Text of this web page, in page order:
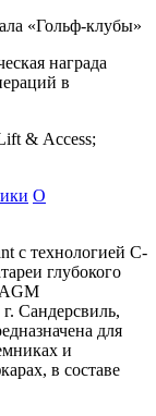
«Гольф-клубы»
награда
в
& Access;
О
с технологией C-
глубокого
Сандерсвиль,
для
и
в составе